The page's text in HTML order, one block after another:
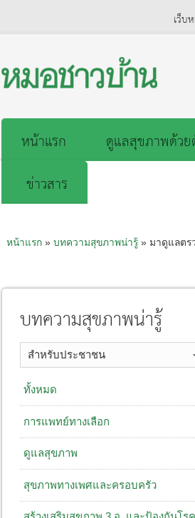
เว็บ
หน้าแรก ดูแลสุขภาพด้วย
ข่าวสาร
หน้าแรก» บทความสุขภาพน่ารู้» มาดูแลตร
บทความสุขภาพน่ารู้
สำหรับประชาชน
ทั้งหมด
การแพทย์ทางเลือก
ดูแลสุขภาพ
สุขภาพทางเพศและครอบครัว